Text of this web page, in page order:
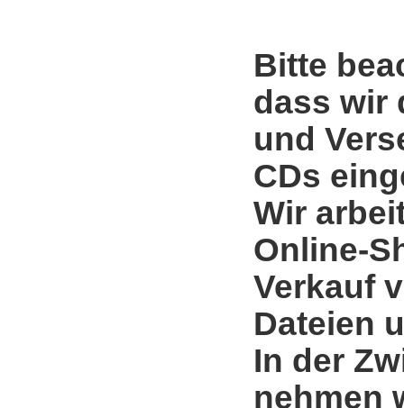
Bitte
dass wir
und
CDs
Wir
Online-
Verkauf
Dateien
In der
nehmen